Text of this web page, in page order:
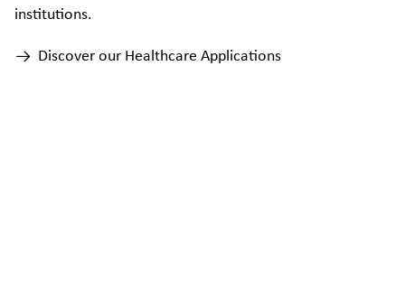
institutions.
Discover our Healthcare Applications